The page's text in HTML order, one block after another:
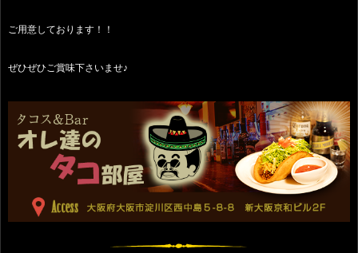
ご用意しております！！
ぜひぜひご賞味下さいませ♪